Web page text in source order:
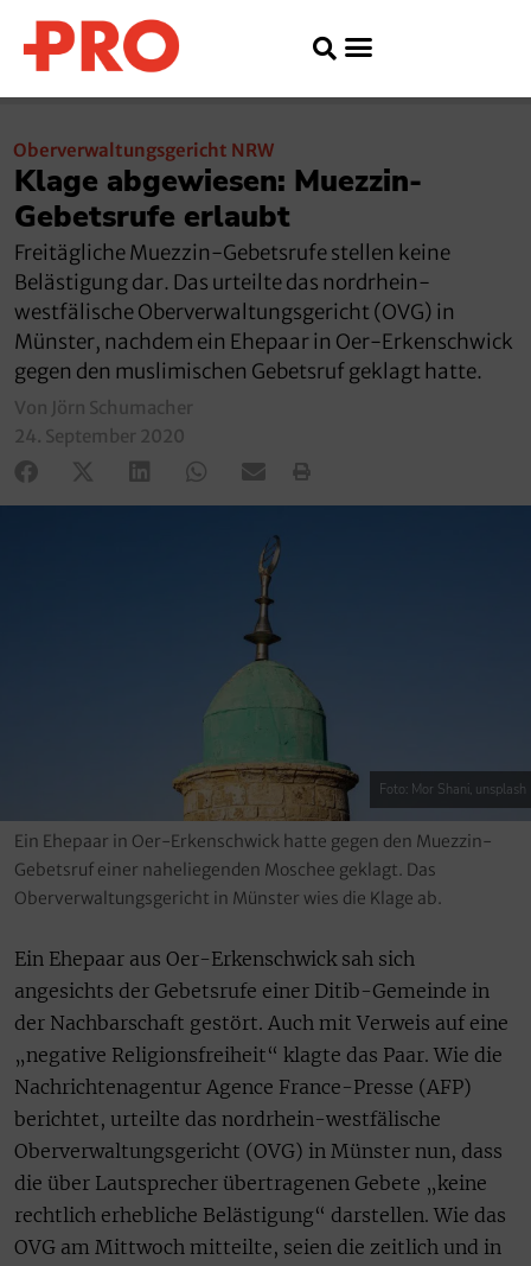
Oberverwaltungsgericht NRW
Klage abgewiesen: Muezzin-
Gebetsrufe erlaubt
Freitägliche Muezzin-Gebetsrufe stellen keine
Belästigung dar. Das urteilte das nordrhein-
westfälische Oberverwaltungsgericht (OVG) in
Münster, nachdem ein Ehepaar in Oer-Erkenschwick
gegen den muslimischen Gebetsruf geklagt hatte.
Von Jörn Schumacher
24. September 2020
Foto: Mor Shani, unsplash
Ein Ehepaar in Oer-Erkenschwick hatte gegen den Muezzin-
Gebetsruf einer naheliegenden Moschee geklagt. Das
Oberverwaltungsgericht in Münster wies die Klage ab.
Ein Ehepaar aus Oer-Erkenschwick sah sich
angesichts der Gebetsrufe einer Ditib-Gemeinde in
der Nachbarschaft gestört. Auch mit Verweis auf eine
„negative Religionsfreiheit“ klagte das Paar. Wie die
Nachrichtenagentur Agence France-Presse (AFP)
berichtet, urteilte das nordrhein-westfälische
Oberverwaltungsgericht (OVG) in Münster nun, dass
die über Lautsprecher übertragenen Gebete „keine
rechtlich erhebliche Belästigung“ darstellen. Wie das
OVG am Mittwoch mitteilte, seien die zeitlich und in